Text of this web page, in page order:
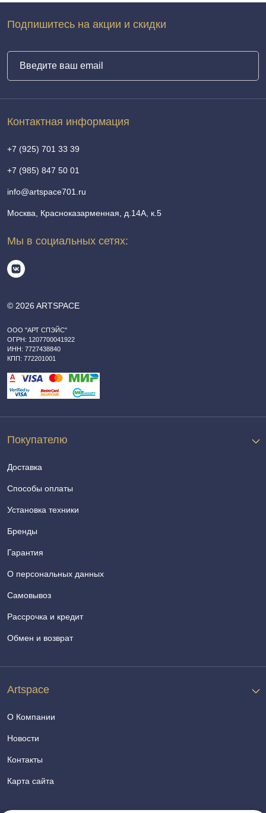
© 2026 ARTSPACE
ООО "АРТ СПЭЙС"
ОГРН: 1207700041922
ИНН: 7727438840
КПП: 772201001
Покупателю
Доставка
Способы оплаты
Установка техники
Бренды
Гарантия
О персональных данных
Самовывоз
Рассрочка и кредит
Обмен и возврат
Artspace
О Компании
Новости
Контакты
Карта сайта
Контактная информация
+7 (925) 701 33 39
+7 (985) 847 50 01
info@artspace701.ru
Москва, Красноказарменная, д.14А, к.5
Мы в социальных сетях:
Подпишитесь на акции и скидки